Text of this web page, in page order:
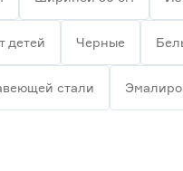
детей Черные
стали